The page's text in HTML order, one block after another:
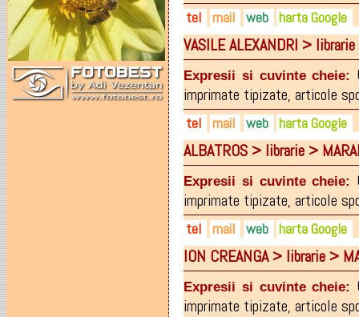
tel
0728-301732
0362-805.063
mail
maralibris@rdsmail.ro
web
maralibris.ro
harta Google
VASILE ALEXANDRI >
Expresii si cuvinte cheie:
imprimate tipizate, articole
tel
0362-277.034
0728-301733
mail
maralibris@rdsmail.ro
web
maralibris.ro
facebook.com/maralibris
harta Google
ALBATROS > librarie >
Expresii si cuvinte cheie:
imprimate tipizate, articole
tel
0728-301729
0362-805.093
mail
maralibris@rdsmail.ro
web
maralibris.ro
facebook.com/maralibris
harta Google
ION CREANGA > librarie >
Expresii si cuvinte cheie:
imprimate tipizate, articole